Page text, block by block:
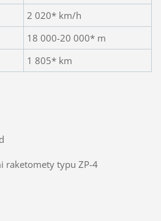
2 020* km/h
18 000-20 000* m
1 805* km
raketomety typu ZP-4